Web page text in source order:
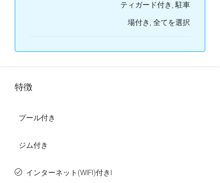
ティガード付き, 駐車
場付き, 全てを選択
特徴
プール付き
ジム付き
インターネット(WIFI)付きI